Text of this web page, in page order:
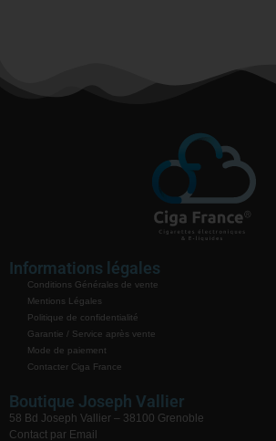
Informations légales
Conditions Générales de vente
Mentions Légales
Politique de confidentialité
Garantie / Service après vente
Mode de paiement
Contacter Ciga France
Boutique Joseph Vallier
58 Bd Joseph Vallier – 38100 Grenoble
Contact par Email